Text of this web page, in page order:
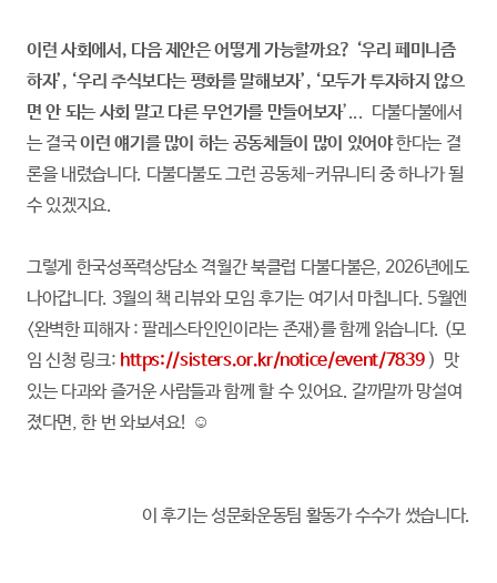
이런 사회에서, 다음 제안은 어떻게 가능할까요? ‘우리 페미니즘
하자’, ‘우리 주식보다는 평화를 말해보자’, ‘모두가 투자하지 않으
면 안 되는 사회 말고 다른 무언가를 만들어보자’... 다불다불에서
는 결국이런 얘기를 많이 하는 공동체들이 많이 있어야한다는 결
론을 내렸습니다. 다불다불도 그런 공동체-커뮤니티 중 하나가 될
수 있겠지요.
그렇게 한국성폭력상담소 격월간 북클럽 다불다불은, 2026년에도
나아갑니다. 3월의 책 리뷰와 모임 후기는 여기서 마칩니다. 5월엔
<완벽한 피해자 : 팔레스타인인이라는 존재>를 함께 읽습니다. (모
임 신청 링크: https://sisters.or.kr/notice/event/7839) 맛
있는 다과와 즐거운 사람들과 함께 할 수 있어요. 갈까말까 망설여
졌다면, 한 번 와보셔요! ☺️
이 후기는 성문화운동팀 활동가 수수가 썼습니다.